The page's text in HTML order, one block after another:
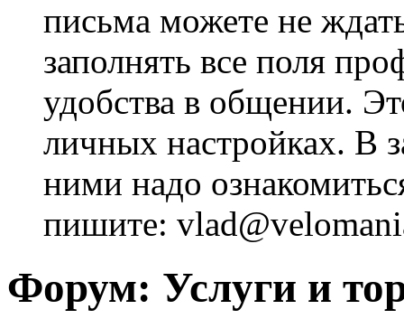
письма можете не
заполнять все поля
удобства в общении.
личных настройках. В
ними надо
пишите:
Форум: Услуги и